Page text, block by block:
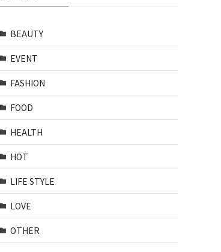
BEAUTY
EVENT
FASHION
FOOD
HEALTH
HOT
LIFE STYLE
LOVE
OTHER